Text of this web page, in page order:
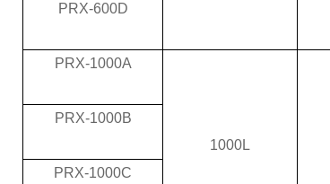
PRX-600D
PRX-1000A
1000L
PRX-1000B
PRX-1000C